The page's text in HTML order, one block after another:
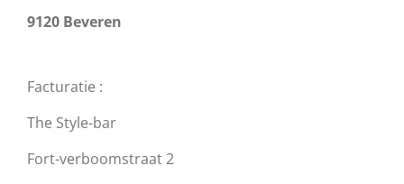
9120 Beveren
Facturatie :
The Style-bar
Fort-verboomstraat 2